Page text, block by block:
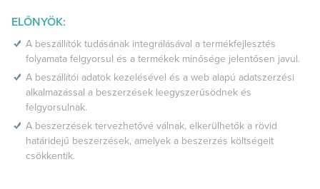
ELŐNYÖK:
A beszállítók tudásának integrálásával a termékfejlesztés
folyamata felgyorsul és a termékek minősége jelentősen javul.
A beszállítói adatok kezelésével és a web alapú adatszerzési
alkalmazással a beszerzések leegyszerűsödnek és
felgyorsulnak.
A beszerzések tervezhetővé válnak, elkerülhetők a rövid
határidejű beszerzések, amelyek a beszerzés költségeit
csökkentik.